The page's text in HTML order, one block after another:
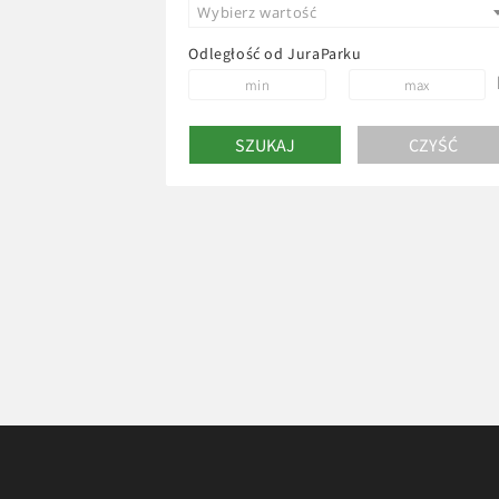
Wybierz wartość
Odległość od JuraParku